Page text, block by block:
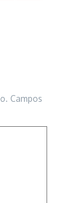
Campos